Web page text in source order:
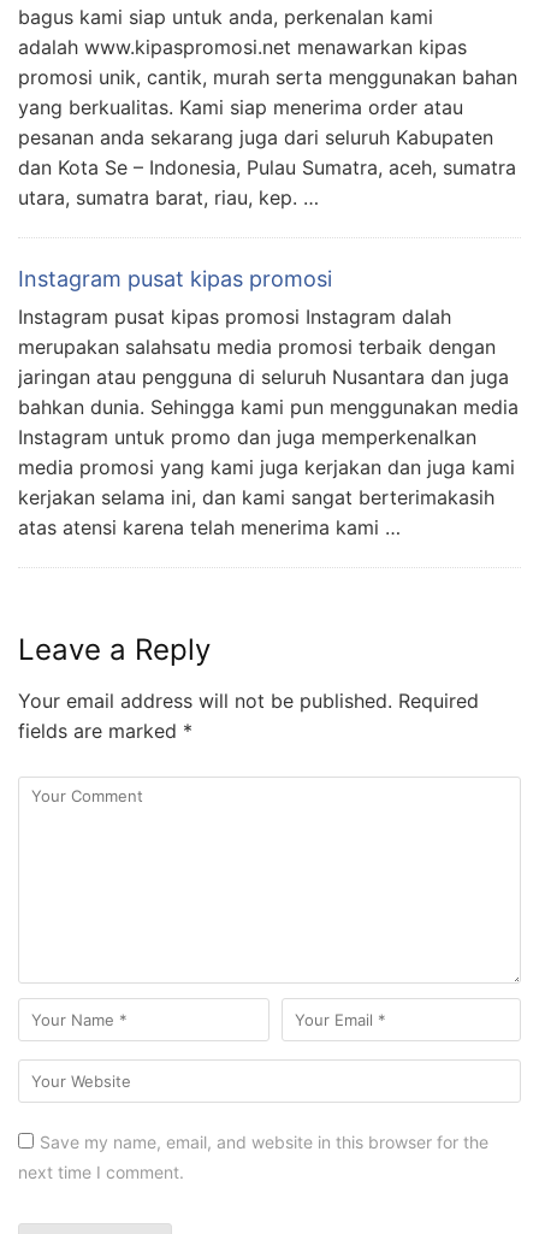
bagus kami siap untuk anda, perkenalan kami
adalah www.kipaspromosi.net menawarkan kipas
promosi unik, cantik, murah serta menggunakan bahan
yang berkualitas. Kami siap menerima order atau
pesanan anda sekarang juga dari seluruh Kabupaten
dan Kota Se – Indonesia, Pulau Sumatra, aceh, sumatra
utara, sumatra barat, riau, kep. …
Instagram pusat kipas promosi
Instagram pusat kipas promosi Instagram dalah
merupakan salahsatu media promosi terbaik dengan
jaringan atau pengguna di seluruh Nusantara dan juga
bahkan dunia. Sehingga kami pun menggunakan media
Instagram untuk promo dan juga memperkenalkan
media promosi yang kami juga kerjakan dan juga kami
kerjakan selama ini, dan kami sangat berterimakasih
atas atensi karena telah menerima kami …
Leave a Reply
Your email address will not be published. Required
fields are marked *
Save my name, email, and website in this browser for the
next time I comment.